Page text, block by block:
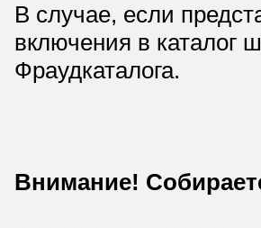
В случае, если
включения в каталог
Фраудкаталога.
Внимание!